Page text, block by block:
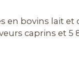
bovins lait et
caprins et 5